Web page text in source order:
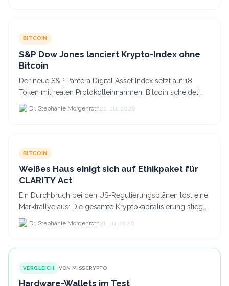
BITCOIN
S&P Dow Jones lanciert Krypto-Index ohne
Bitcoin
Der neue S&P Pantera Digital Asset Index setzt auf 18
Token mit realen Protokolleinnahmen. Bitcoin scheidet
aufgrund fehlender Erträge für Halter aus dem.
Dr. Stephanie Morgenroth22. Jul 2026
BITCOIN
Weißes Haus einigt sich auf Ethikpaket für
CLARITY Act
Ein Durchbruch bei den US-Regulierungsplänen löst eine
Marktrallye aus: Die gesamte Kryptokapitalisierung stieg
am 21.
Dr. Stephanie Morgenroth21. Jul 2026
VERGLEICH VON MISSCRYPTO
Hardware-Wallets im Test